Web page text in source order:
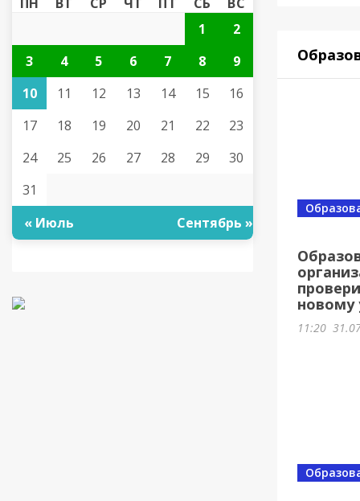
1
2
3
4 5 6 7 8
9
10
11 12 13 14 15
16
17
18 19 20 21 22
23
24
25 26 27 28 29
30
31
« Июль
Сентябрь »
новому
11:20